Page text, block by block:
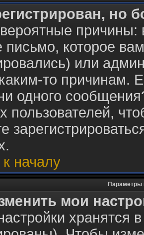
но
письмо, которое
или
то причинам.
одного
пользователей,
началу
Параметры
мои
хранятся